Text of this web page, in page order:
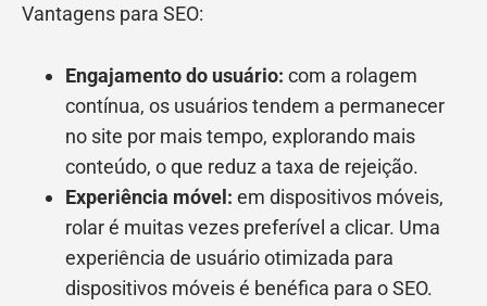
Vantagens para SEO:
Engajamento do usuário: com a rolagem
contínua, os usuários tendem a permanecer
no site por mais tempo, explorando mais
conteúdo, o que reduz a taxa de rejeição.
Experiência móvel: em dispositivos móveis,
rolar é muitas vezes preferível a clicar. Uma
experiência de usuário otimizada para
dispositivos móveis é benéfica para o SEO.